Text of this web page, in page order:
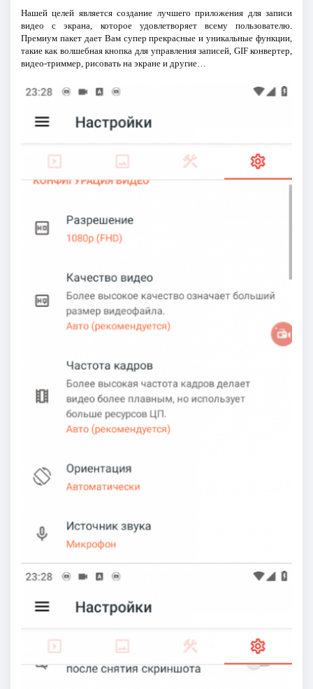
Нашей целей является создание лучшего приложения для записи
видео с экрана, которое удовлетворяет всему пользователю.
Премиум пакет дает Вам супер прекрасные и уникальные функции,
такие как волшебная кнопка для управления записей, GIF конвертер,
видео-триммер, рисовать на экране и другие…